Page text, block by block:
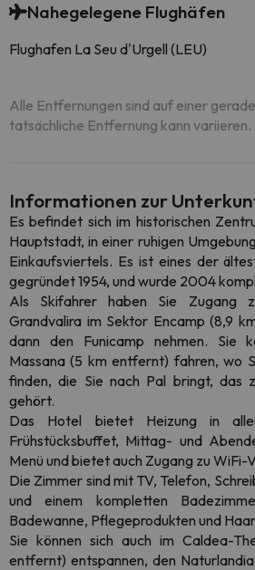
Nahegelegene Flughäfen
Flughafen La Seu d'Urgell (LEU)
Alle Entfernungen sind auf einer
tatsächliche Entfernung kann variieren.
Informationen zur
Es befindet sich im historischen
Hauptstadt, in einer ruhigen
Einkaufsviertels. Es ist eines der
gegründet 1954, und wurde 2004
Als Skifahrer haben Sie Zugang
Grandvalira im Sektor Encamp (8,9
dann den Funicamp nehmen. Sie
Massana (5 km entfernt) fahren, wo
finden, die Sie nach Pal bringt, das
gehört.
Das Hotel bietet Heizung in
Frühstücksbuffet, Mittag- und
Menü und bietet auch Zugang zu WiFi-
Die Zimmer sind mit TV, Telefon,
und einem kompletten
Badewanne, Pflegeprodukten und
Sie können sich auch im Caldea-
entfernt) entspannen, den